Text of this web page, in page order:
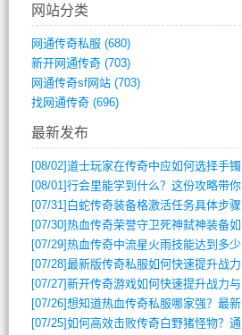
网站分类
网通传奇私服 (680)
新开网通传奇(703)
网通传奇sf网站(703)
找网通传奇(696)
最新发布
[08/02]道士玩家在传奇中应如何选择手镯装备？
[08/01]行会里能学到什么？这份攻略带你全掌握
[07/31] 白蛇传奇装备格激活任务具体步骤是什么？如何完成？
[07/30]热血传奇荣誉守卫死神弑神装备如何获取与佩戴攻略？
[07/29]热血传奇中流星火雨技能达到多少级可以开始练装备？
[07/28]最新版传奇私服如何快速提升战力与获取稀有装备？
[07/27]新开传奇游戏如何快速提升战力与获取稀有装备？
[07/26]想知道热血传奇私服哪家强？最新排行榜攻略全解析
[07/25]如何高效击败传奇白野猪怪物？通关技巧全解析